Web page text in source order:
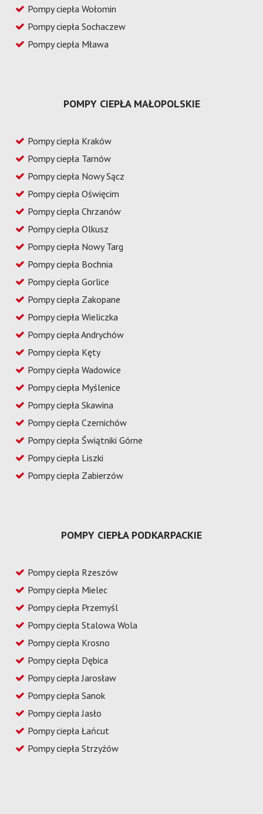
Pompy ciepła Wołomin
Pompy ciepła Sochaczew
Pompy ciepła Mława
POMPY CIEPŁA MAŁOPOLSKIE
Pompy ciepła Kraków
Pompy ciepła Tarnów
Pompy ciepła Nowy Sącz
Pompy ciepła Oświęcim
Pompy ciepła Chrzanów
Pompy ciepła Olkusz
Pompy ciepła Nowy Targ
Pompy ciepła Bochnia
Pompy ciepła Gorlice
Pompy ciepła Zakopane
Pompy ciepła Wieliczka
Pompy ciepła Andrychów
Pompy ciepła Kęty
Pompy ciepła Wadowice
Pompy ciepła Myślenice
Pompy ciepła Skawina
Pompy ciepła Czernichów
Pompy ciepła Świątniki Górne
Pompy ciepła Liszki
Pompy ciepła Zabierzów
POMPY CIEPŁA PODKARPACKIE
Pompy ciepła Rzeszów
Pompy ciepła Mielec
Pompy ciepła Przemyśl
Pompy ciepła Stalowa Wola
Pompy ciepła Krosno
Pompy ciepła Dębica
Pompy ciepła Jarosław
Pompy ciepła Sanok
Pompy ciepła Jasło
Pompy ciepła Łańcut
Pompy ciepła Strzyżów